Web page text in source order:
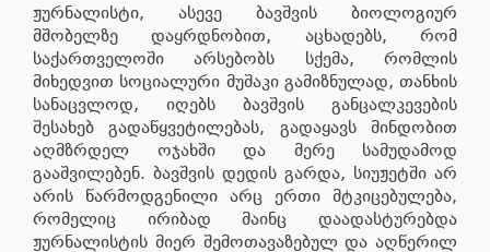
ჟურნალისტი, ასევე ბავშვის ბიოლოგიურ
მშობელზე დაყრდნობით, აცხადებს, რომ
საქართველოში არსებობს სქემა, რომლის
მიხედვით სოციალური მუშაკი გამიზნულად, თანხის
სანაცვლოდ, იღებს ბავშვის განცალკევების
შესახებ გადაწყვეტილებას, გადაყავს მინდობით
აღმზრდელ ოჯახში და მერე სამუდამოდ
გააშვილებენ. ბავშვის დედის გარდა, სიუჟეტში არ
არის წარმოდგენილი არც ერთი მტკიცებულება,
რომელიც ირიბად მაინც დაადასტურებდა
ჟურნალისტის მიერ შემოთავაზებულ და აღწერილ